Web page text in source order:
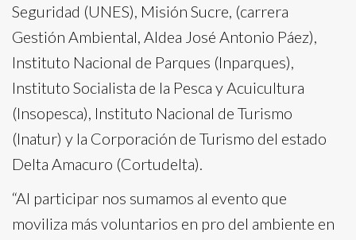
Seguridad (UNES), Misión Sucre, (carrera
Gestión Ambiental, Aldea José Antonio Páez),
Instituto Nacional de Parques (Inparques),
Instituto Socialista de la Pesca y Acuicultura
(Insopesca), Instituto Nacional de Turismo
(Inatur) y la Corporación de Turismo del estado
Delta Amacuro (Cortudelta).
“Al participar nos sumamos al evento que
moviliza más voluntarios en pro del ambiente en